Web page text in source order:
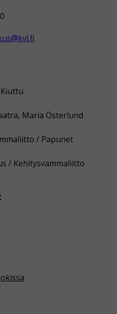
Maria Österlund
/ Papunet
/ Kehitysvammaliitto